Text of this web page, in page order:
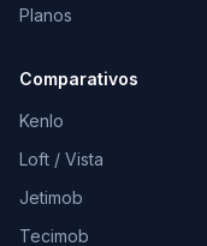
Planos
Comparativos
Kenlo
Loft / Vista
Jetimob
Tecimob